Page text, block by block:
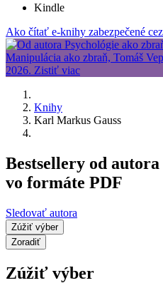
Kindle
Ako čítať e-knihy zabezpečené
Knihy
Karl Markus Gauss
Bestsellery od
vo formáte PDF
Sledovať autora
Zúžiť výber
Zoradiť
Zúžiť výber